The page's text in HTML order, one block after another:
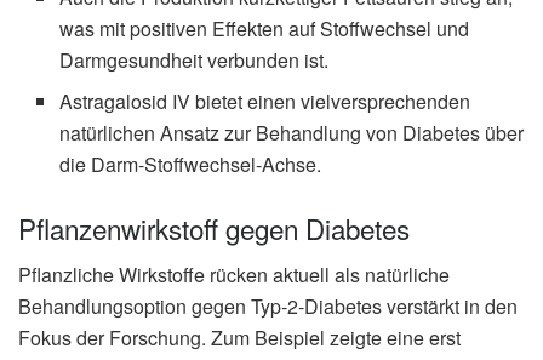
was mit positiven Effekten auf Stoffwechsel und
Darmgesundheit verbunden ist.
Astragalosid IV bietet einen vielversprechenden
natürlichen Ansatz zur Behandlung von Diabetes über
die Darm-Stoffwechsel-Achse.
Pflanzenwirkstoff gegen Diabetes
Pflanzliche Wirkstoffe rücken aktuell als natürliche
Behandlungsoption gegen Typ-2-Diabetes verstärkt in den
Fokus der Forschung. Zum Beispiel zeigte eine erst